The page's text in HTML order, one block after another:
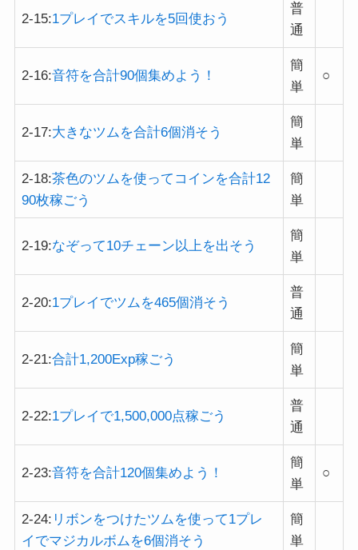
2-15:1プレイでスキルを5回使おう
普
通
2-16:音符を合計90個集めよう！
簡
単
○
2-17:大きなツムを合計6個消そう
簡
単
2-18:茶色のツムを使ってコインを合計12
90枚稼ごう
簡
単
2-19:なぞって10チェーン以上を出そう
簡
単
2-20:1プレイでツムを465個消そう
普
通
2-21:合計1,200Exp稼ごう
簡
単
2-22:1プレイで1,500,000点稼ごう
普
通
2-23:音符を合計120個集めよう！
簡
単
○
2-24: リボンをつけたツムを使って1プレ
イでマジカルボムを6個消そう
簡
単